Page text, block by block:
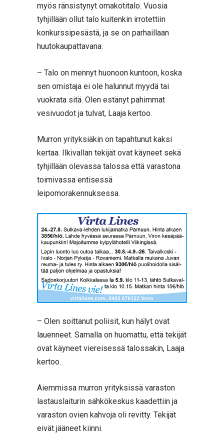
myös ränsistynyt omakotitalo. Vuosia
tyhjillään ollut talo kuitenkin irrotettiin
konkurssipesästä, ja se on parhaillaan
huutokaupattavana.
– Talo on mennyt huonoon kuntoon, koska
sen omistaja ei ole halunnut myydä tai
vuokrata sitä. Olen estänyt pahimmat
vesivuodot ja tulvat, Laaja kertoo.
Murron yrityksiäkin on tapahtunut kaksi
kertaa. Ilkivallan tekijät ovat käyneet sekä
tyhjillään olevassa talossa että varastona
toimivassa entisessä
leipomorakennuksessa.
– Olen soittanut poliisit, kun hälyt ovat
lauenneet. Samalla on huomattu, että tekijät
ovat käyneet viereisessä talossakin, Laaja
kertoo.
Aiemmissa murron yrityksissä varaston
lastauslaiturin sähkökeskus kaadettiin ja
varaston ovien kahvoja oli revitty. Tekijät
eivät jääneet kiinni.